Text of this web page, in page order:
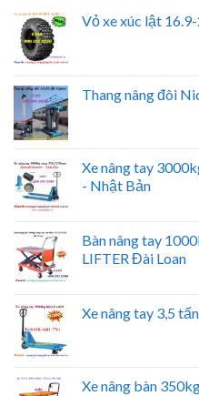
Vỏ xe xúc lật
Thang nâng đôi
Xe nâng tay
- Nhật Bản
Bàn nâng tay
LIFTER Đài Loan
Xe nâng tay 3,5
Xe nâng bàn